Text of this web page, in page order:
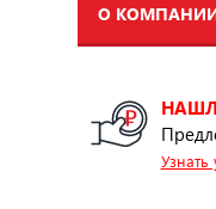
О
Узнать